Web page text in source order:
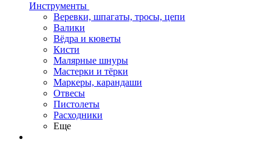
Инструменты
Веревки, шпагаты, тросы, цепи
Валики
Вёдра и кюветы
Кисти
Малярные шнуры
Мастерки и тёрки
Маркеры, карандаши
Отвесы
Пистолеты
Расходники
Еще